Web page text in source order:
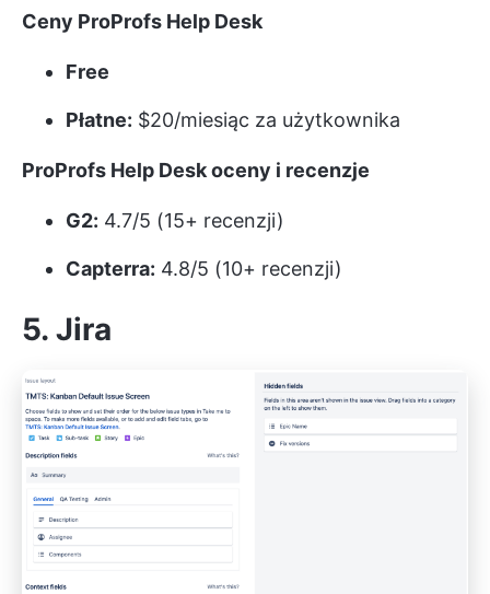
Ceny ProProfs Help Desk
Free
Płatne: $20/miesiąc za użytkownika
ProProfs Help Desk oceny i recenzje
G2: 4.7/5 (15+ recenzji)
Capterra: 4.8/5 (10+ recenzji)
5. Jira